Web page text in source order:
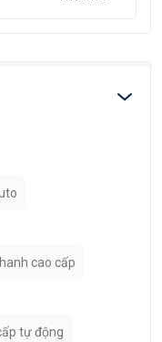
cao cấp
tự động